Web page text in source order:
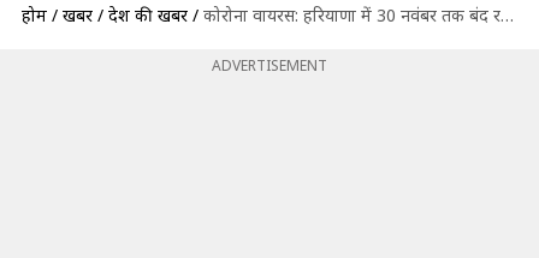
होम / खबरें / देश की खबरें / कोरोना वायरस: हरियाणा में 30 नवंबर तक बंद रहेंगे स्कूल, मुंबई में 31 दिसंबर तक रोक
ADVERTISEMENT